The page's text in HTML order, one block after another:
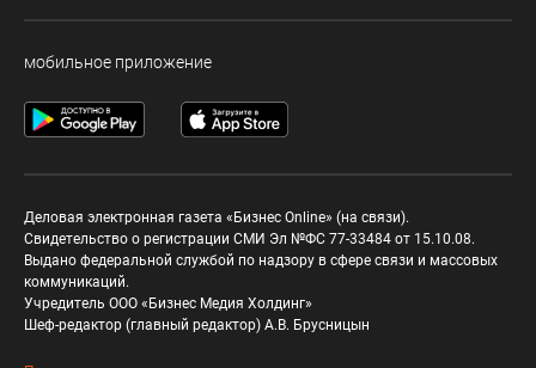
мобильное приложение
Деловая электронная газета «Бизнес Online» (на связи).
Свидетельство о регистрации СМИ Эл №ФС 77-33484 от 15.10.08.
Выдано федеральной службой по надзору в сфере связи и массовых
коммуникаций.
Учредитель ООО «Бизнес Медия Холдинг»
Шеф-редактор (главный редактор) А.В. Брусницын